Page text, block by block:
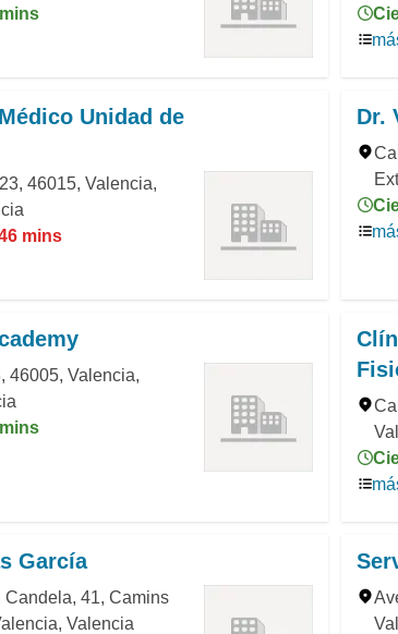
Unidad de
46015, Valencia,
mins
Dr.
46005, Valencia,
García
Candela, 41, Camins
Valencia